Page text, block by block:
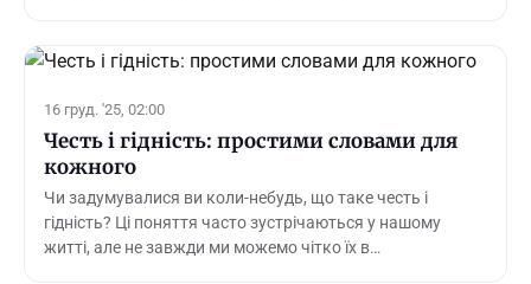
16 груд. '25, 02:00
Честь і гідність: простими словами для
кожного
Чи задумувалися ви коли-небудь, що таке честь і
гідність? Ці поняття часто зустрічаються у нашому
житті, але не завжди ми можемо чітко їх в…